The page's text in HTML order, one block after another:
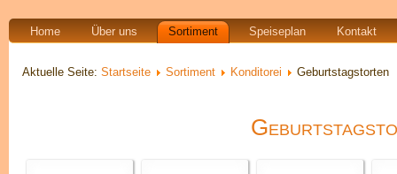
Home Über uns Sortiment Speiseplan Kontakt
Aktuelle Seite: Startseite Sortiment Konditorei Geburtstagstorten